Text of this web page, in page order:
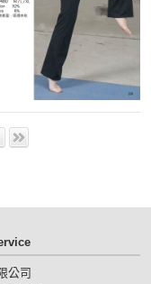
公司